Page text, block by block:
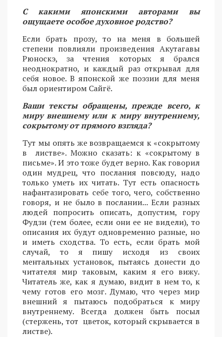
С какими японскими авторами вы
ощущаете особое духовное родство?
Если брать прозу, то на меня в большей
степени повлияли произведения Акутагавы
Рюноскэ, за чтения которых я брался
неоднократно, и каждый раз открывал для
себя новое. В японской же поэзии для меня
был ориентиром Сайгё.
Ваши тексты обращены, прежде всего, к
миру внешнему или к миру внутреннему,
сокрытому от прямого взгляда?
Тут мы опять же возвращаемся к «сокрытому
в листве». Можно сказать: к «сокрытому в
письме». И это тоже будет верно. Как говорил
один мудрец, что послания повсюду, надо
только уметь их читать. Тут есть опасность
нафантазировать себе того, чего, собственно
говоря, и не было в послании... Если разных
людей попросить описать, допустим, гору
Фудзи (тем более, если они ее не видели), то
описания их будут одновременно разные, но
и иметь сходства. То есть, если брать мой
случай, то я пишу исходя из своих
ментальных установок, пытаясь донести до
читателя мир таковым, каким я его вижу.
Читатель же, как я думаю, видит в нем то, к
чему готов его мозг. Думаю, что через мир
внешний я пытаюсь подобраться к миру
внутреннему. Всегда должен быть посыл
(стержень, тот цветок, который скрывается в
листве).